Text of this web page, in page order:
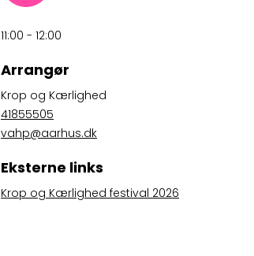
11:00 - 12:00
Arrangør
Krop og Kærlighed
41855505
vahp@aarhus.dk
Eksterne links
Krop og Kærlighed festival 2026